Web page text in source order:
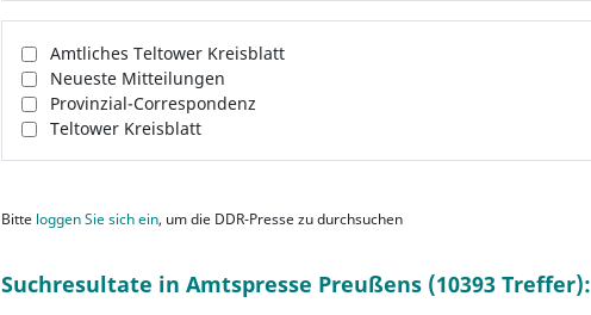
Amtliches Teltower Kreisblatt
Neueste Mitteilungen
Provinzial-Correspondenz
Teltower Kreisblatt
Bitte loggen Sie sich ein, um die DDR-Presse zu durchsuchen
Suchresultate in Amtspresse Preußens (10393 Treffer):